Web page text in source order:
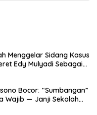
Menggelar Sidang Kasus
Edy Mulyadi Sebagai
Bocor: “Sumbangan”
Wajib — Janji Sekolah